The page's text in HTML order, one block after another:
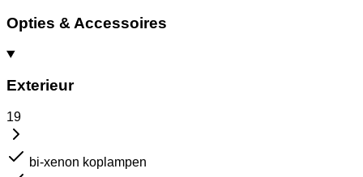
Opties & Accessoires
Exterieur
19
bi-xenon koplampen